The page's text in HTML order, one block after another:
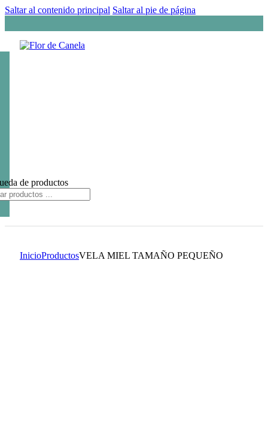
Saltar al contenido principal Saltar al pie de página
de productos
InicioProductosVELA MIEL TAMAÑO PEQUEÑO